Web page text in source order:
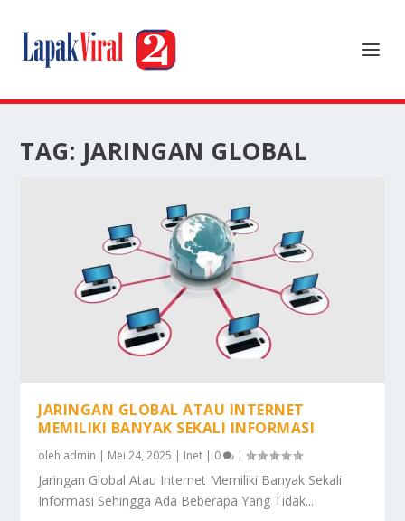
TAG: JARINGAN GLOBAL
JARINGAN GLOBAL ATAU INTERNET
MEMILIKI BANYAK SEKALI INFORMASI
oleh admin | Mei 24, 2025 | Inet | 0 |
Jaringan Global Atau Internet Memiliki Banyak Sekali
Informasi Sehingga Ada Beberapa Yang Tidak...